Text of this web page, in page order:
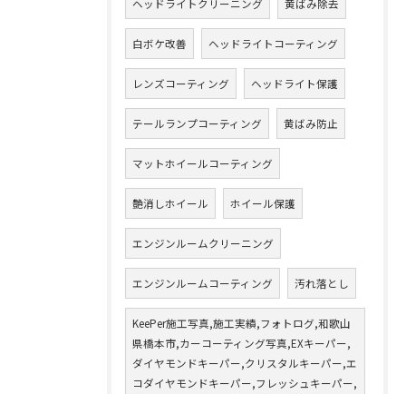
ヘッドライトクリーニング 黄ばみ除去
白ボケ改善 ヘッドライトコーティング
レンズコーティング ヘッドライト保護
テールランプコーティング 黄ばみ防止
マットホイールコーティング
艶消しホイール ホイール保護
エンジンルームクリーニング
エンジンルームコーティング 汚れ落とし
KeePer施工写真,施工実績,フォトログ,和歌山
県橋本市,カーコーティング写真,EXキーパー,
ダイヤモンドキーパー,クリスタルキーパー,エ
コダイヤモンドキーパー,フレッシュキーパー,